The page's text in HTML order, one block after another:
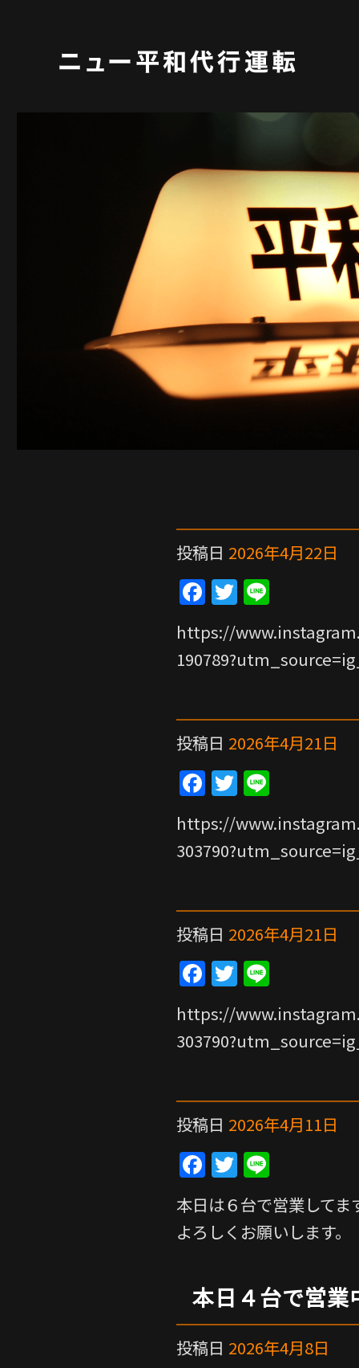
投稿日 2026年4月22日
F
c
e
o
o
k
T
itt
er
n
e
https://
投稿日 2026年4月21日
F
a
c
e
o
o
k
T
w
itt
er
n
e
https://
投稿日 2026年4月21日
F
c
e
o
o
k
T
itt
er
n
e
https://
投稿日 2026年4月11日
F
a
c
e
o
o
k
T
w
itt
er
n
e
本日は６台で営業してま
よろしくお願いします。
本日４台で営業
投稿日 2026年4月8日